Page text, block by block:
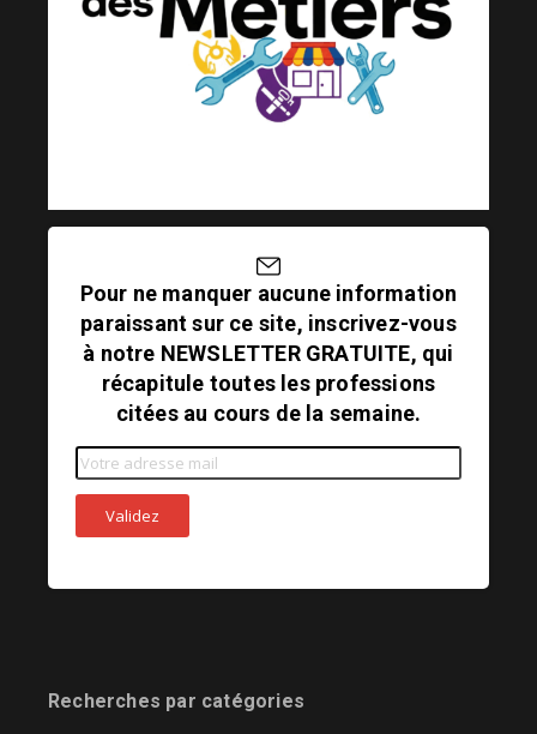
Pour ne manquer aucune information
paraissant sur ce site, inscrivez-vous
à notre NEWSLETTER GRATUITE, qui
récapitule toutes les professions
citées au cours de la semaine.
Recherches par catégories